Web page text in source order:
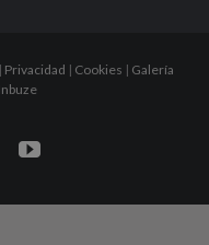
Privacidad | Cookies | Galería
Inbuze
YouTube